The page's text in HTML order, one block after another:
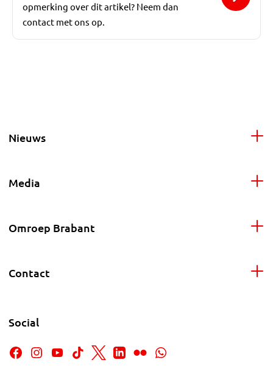
opmerking over dit artikel? Neem dan
contact met ons op.
Nieuws
Media
Omroep Brabant
Contact
Social